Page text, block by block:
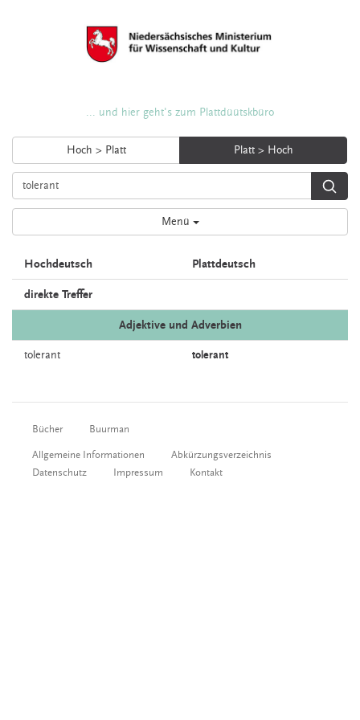
... und hier geht's zum Plattdüütskbüro
Hoch > Platt Platt > Hoch
Menü
Hochdeutsch Plattdeutsch
direkte Treffer
Adjektive und Adverbien
tolerant tolerant
Bücher Buurman
Allgemeine Informationen
Abkürzungsverzeichnis
Datenschutz
Impressum Kontakt